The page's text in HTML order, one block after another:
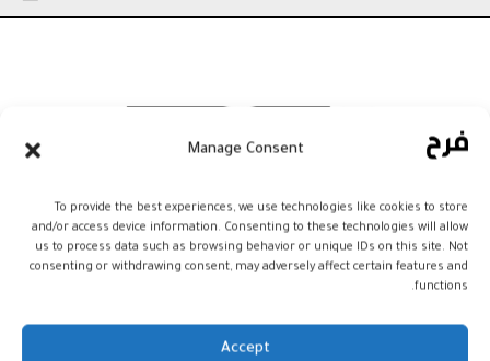
Manage Consent
To provide the best experiences, we use technologies like cookies to store
and/or access device information. Consenting to these technologies will allow
us to process data such as browsing behavior or unique IDs on this site. Not
consenting or withdrawing consent, may adversely affect certain features and
functions.
Accept